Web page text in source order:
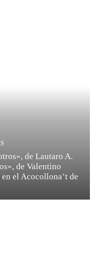
de Lautaro A.
de Valentino
el Acocollona’t de